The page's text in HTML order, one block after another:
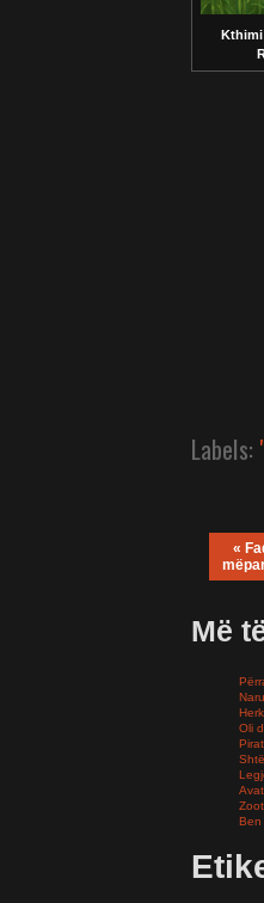
Kthimi
Labels:
«
Më
Oli
Ben